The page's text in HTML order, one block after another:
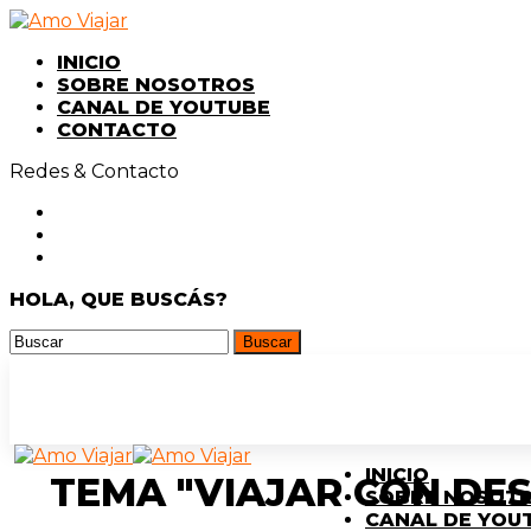
INICIO
SOBRE NOSOTROS
CANAL DE YOUTUBE
CONTACTO
Redes & Contacto
HOLA, QUE BUSCÁS?
INICIO
SOBRE
CANAL DE
TEMA "VIAJAR CON